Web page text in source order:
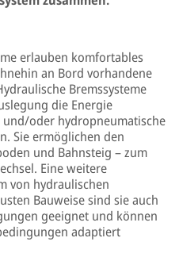
erlauben komfortables
an Bord vorhandene
Bremssysteme
die Energie
oder hydropneumatische
Sie ermöglichen den
und Bahnsteig – zum
Eine weitere
von hydraulischen
Bauweise sind sie auch
geeignet und können
adaptiert